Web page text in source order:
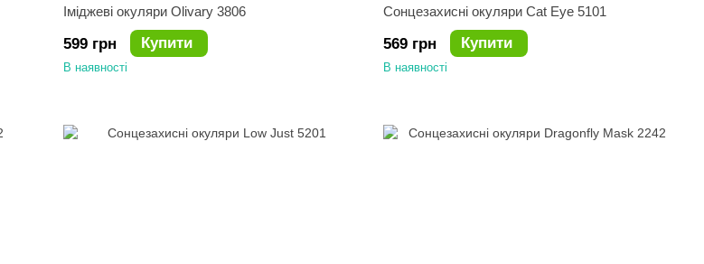
Іміджеві окуляри Olivary 3806
599 грн Купити
В наявності
Сонцезахисні окуляри Cat Eye 5101
569 грн Купити
В наявності